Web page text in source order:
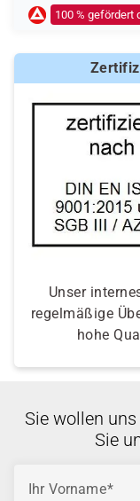
100 % gefördert
Unser
regelmäßige
hohe
Sie wollen
Sie
Ihr Vorname